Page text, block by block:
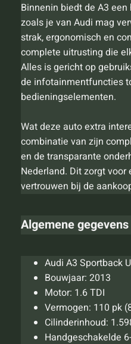
Binnenin biedt de A3
zoals je van Audi mag
strak, ergonomisch en
complete uitrusting die
Alles is gericht op
de infotainmentfuncties
bedieningselementen.
Wat deze auto extra
combinatie van zijn
en de transparante
Nederland. Dit zorgt voor
vertrouwen bij de
Algemene gegevens
Audi A3 Sportback
Bouwjaar: 2013
Motor: 1.6 TDI
Vermogen: 110 pk
Cilinderinhoud:
Handgeschakelde